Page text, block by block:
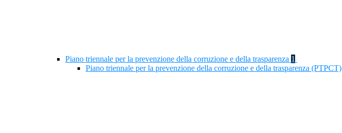
Piano triennale per la prevenzione della corruzione e della trasparenza 1
Piano triennale per la prevenzione della corruzione e della trasparenza (PTPCT)